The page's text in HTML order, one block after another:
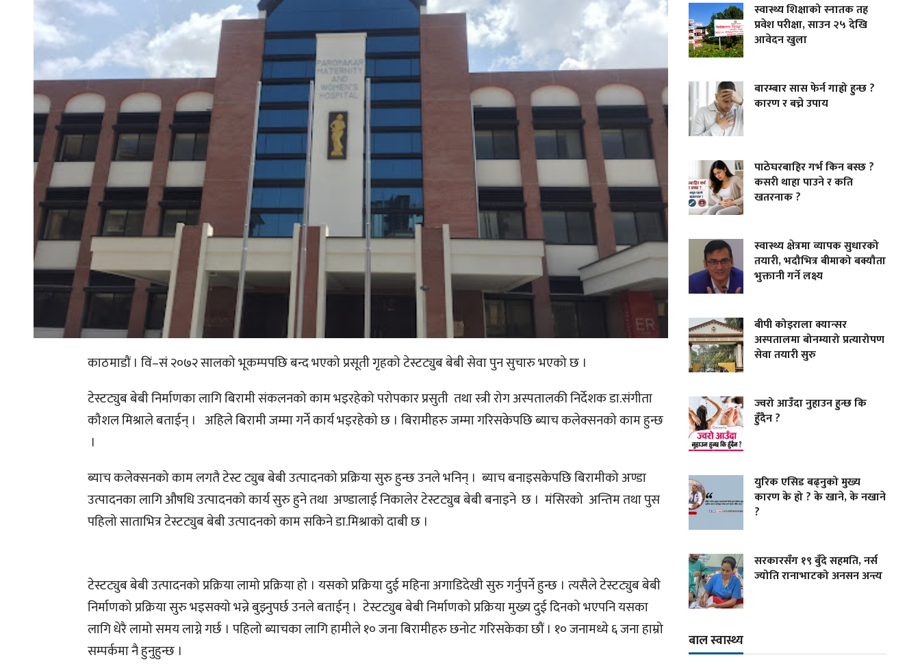
काठमाडौं । विं–सं २०७२ सालको भूकम्पपछि बन्द भएको प्रसूती गृहको टेस्टट्युब बेबी सेवा पुन सुचारु भएको छ ।
टेस्टट्युब बेबी निर्माणका लागि बिरामी संकलनको काम भइरहेको परोपकार प्रसुती तथा स्त्री रोग अस्पतालकी निर्देशक डा.संगीता
कौशल मिश्राले बताईन् । अहिले बिरामी जम्मा गर्ने कार्य भइरहेको छ । बिरामीहरु जम्मा गरिसकेपछि ब्याच कलेक्सनको काम हुन्छ
।
ब्याच कलेक्सनको काम लगतै टेस्ट ट्युब बेबी उत्पादनको प्रक्रिया सुरु हुन्छ उनले भनिन् । ब्याच बनाइसकेपछि बिरामीको अण्डा
उत्पादनका लागि औषधि उत्पादनको कार्य सुरु हुने तथा अण्डालाई निकालेर टेस्टट्युब बेबी बनाइने छ । मंसिरको अन्तिम तथा पुस
पहिलो साताभित्र टेस्टट्युब बेबी उत्पादनको काम सकिने डा.मिश्राको दाबी छ ।
टेस्टट्युब बेबी उत्पादनको प्रक्रिया लामो प्रक्रिया हो । यसको प्रक्रिया दुई महिना अगाडिदेखी सुरु गर्नुपर्ने हुन्छ । त्यसैले टेस्टट्युब बेबी
निर्माणको प्रक्रिया सुरु भइसक्यो भन्ने बुझ्नुपर्छ उनले बताईन् । टेस्टट्युब बेबी निर्माणको प्रक्रिया मुख्य दुई दिनको भएपनि यसका
लागि धेरै लामो समय लाग्ने गर्छ । पहिलो ब्याचका लागि हामीले १० जना बिरामीहरु छनोट गरिसकेका छौं । १० जनामध्ये ६ जना हाम्रो
सम्पर्कमा नै हुनुहुन्छ ।
स्वास्थ्य शिक्षाको स्नातक तह
प्रवेश परीक्षा, साउन २५ देखि
आवेदन खुला
बारम्बार सास फेर्न गाह्रो हुन्छ ?
कारण र बच्ने उपाय
पाठेघरबाहिर गर्भ किन बस्छ ?
कसरी थाहा पाउने र कति
खतरनाक ?
स्वास्थ्य क्षेत्रमा व्यापक सुधारको
तयारी, भदौभित्र बीमाको बक्यौता
भुक्तानी गर्ने लक्ष्य
बीपी कोइराला क्यान्सर
अस्पतालमा बोनम्यारो प्रत्यारोपण
सेवा तयारी सुरु
ज्वरो आउँदा नुहाउन हुन्छ कि
हुँदैन ?
युरिक एसिड बढ्नुको मुख्य
कारण के हो ? के खाने, के नखाने
?
सरकारसँग १९ बुँदे सहमति, नर्स
ज्योति रानाभाटको अनसन अन्त्य
बाल स्वास्थ्य